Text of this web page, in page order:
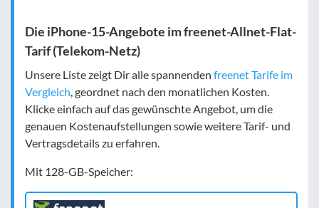
Die iPhone-15-Angebote im freenet-Allnet-Flat-
Tarif (Telekom-Netz)
Unsere Liste zeigt Dir alle spannenden freenet Tarife im
Vergleich, geordnet nach den monatlichen Kosten.
Klicke einfach auf das gewünschte Angebot, um die
genauen Kostenaufstellungen sowie weitere Tarif- und
Vertragsdetails zu erfahren.
Mit 128-GB-Speicher: